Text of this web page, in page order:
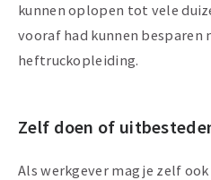
kunnen oplopen tot vele
vooraf had kunnen besparen
heftruckopleiding.
Zelf doen of
Als werkgever mag je zelf ook